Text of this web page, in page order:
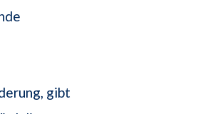
gibt